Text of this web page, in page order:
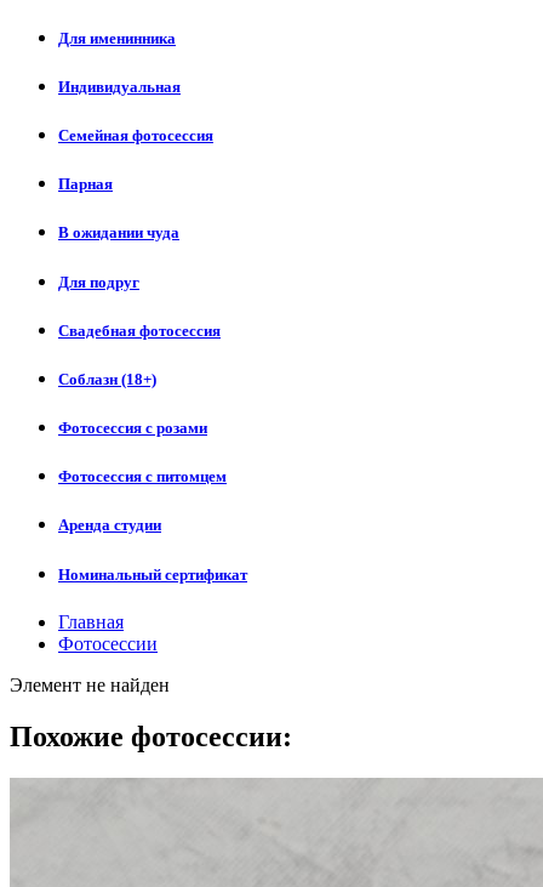
Для именинника
Индивидуальная
Семейная фотосессия
Парная
В ожидании чуда
Для подруг
Свадебная фотосессия
Соблазн (18+)
Фотосессия с розами
Фотосессия с питомцем
Аренда студии
Номинальный сертификат
Главная
Фотосессии
Элемент не найден
Похожие фотосессии: